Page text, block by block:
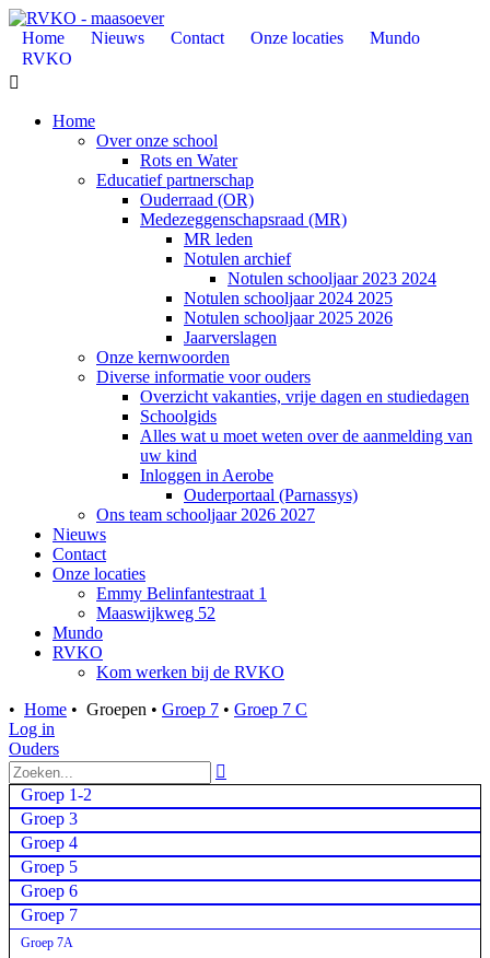
Home Nieuws Contact Onze locaties
Mundo
RVKO

Home
Over onze school
Rots en Water
Educatief partnerschap
Ouderraad (OR)
Medezeggenschapsraad (MR)
MR leden
Notulen archief
Notulen schooljaar 2023 2024
Notulen schooljaar 2024 2025
Notulen schooljaar 2025 2026
Jaarverslagen
Onze kernwoorden
Diverse informatie voor ouders
Overzicht vakanties, vrije dagen en studiedagen
Schoolgids
Alles wat u moet weten over de aanmelding van
uw kind
Inloggen in Aerobe
Ouderportaal (Parnassys)
Ons team schooljaar 2026 2027
Nieuws
Contact
Onze locaties
Emmy Belinfantestraat 1
Maaswijkweg 52
Mundo
RVKO
Kom werken bij de RVKO
• Home • Groepen • Groep 7 • Groep 7 C
Log in
Ouders

Groep 1-2
Groep 3
Groep 4
Groep 5
Groep 6
Groep 7
Groep 7A